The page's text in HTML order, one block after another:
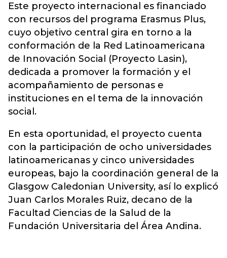
Este proyecto internacional es financiado
con recursos del programa Erasmus Plus,
cuyo objetivo central gira en torno a la
conformación de la Red Latinoamericana
de Innovación Social (Proyecto Lasin),
dedicada a promover la formación y el
acompañamiento de personas e
instituciones en el tema de la innovación
social.
En esta oportunidad, el proyecto cuenta
con la participación de ocho universidades
latinoamericanas y cinco universidades
europeas, bajo la coordinación general de la
Glasgow Caledonian University, así lo explicó
Juan Carlos Morales Ruiz, decano de la
Facultad Ciencias de la Salud de la
Fundación Universitaria del Área Andina.